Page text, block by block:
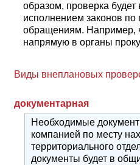
образом, проверка будет
исполнением законов
обращениям. Например,
напрямую в органы
Виды внеплановых
документарная
Необходимые
компанией по месту
территориального
документы будет в